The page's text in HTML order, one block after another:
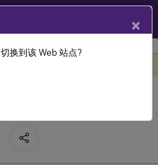
×
换到该 Web 站点?